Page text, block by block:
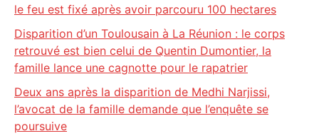
le feu est fixé après avoir parcouru 100 hectares
Disparition d’un Toulousain à La Réunion : le corps
retrouvé est bien celui de Quentin Dumontier, la
famille lance une cagnotte pour le rapatrier
Deux ans après la disparition de Medhi Narjissi,
l’avocat de la famille demande que l’enquête se
poursuive